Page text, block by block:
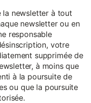
la newsletter à tout
newsletter ou en
responsable
votre
supprimée de
à moins que
à la poursuite de
ou que la poursuite